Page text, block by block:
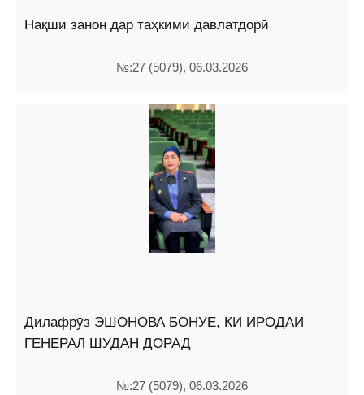
Нақши занон дар таҳкими давлатдорӣ
№:27 (5079), 06.03.2026
Дилафрӯз ЭШОНОВА БОНУЕ, КИ ИРОДАИ
ГЕНЕРАЛ ШУДАН ДОРАД
№:27 (5079), 06.03.2026